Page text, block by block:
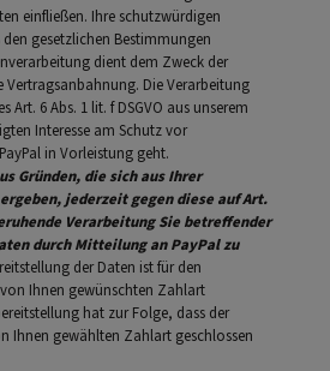
einfließen. Ihre schutzwürdigen
gesetzlichen Bestimmungen
dient dem Zweck der
Die Verarbeitung
Art. 6 Abs. 1 lit. f DSGVO aus unserem
Interesse am Schutz vor
in Vorleistung geht.
Gründen, die sich aus Ihrer
jederzeit gegen diese auf Art.
Verarbeitung Sie betreffender
durch Mitteilung an PayPal zu
der Daten ist für den
Ihnen gewünschten Zahlart
hat zur Folge, dass der
Ihnen gewählten Zahlart geschlossen